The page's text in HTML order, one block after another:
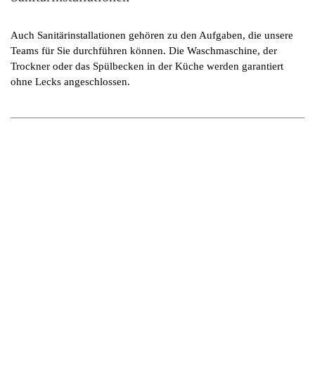
Auch Sanitärinstallationen gehören zu den Aufgaben, die unsere
Teams für Sie durchführen können. Die Waschmaschine, der
Trockner oder das Spülbecken in der Küche werden garantiert
ohne Lecks angeschlossen.